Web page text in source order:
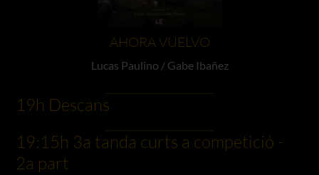
AHORA VUELVO
Lucas Paulino / Gabe Ibañez
19h Descans
19:15h 3a tanda curts a competició -
2a part